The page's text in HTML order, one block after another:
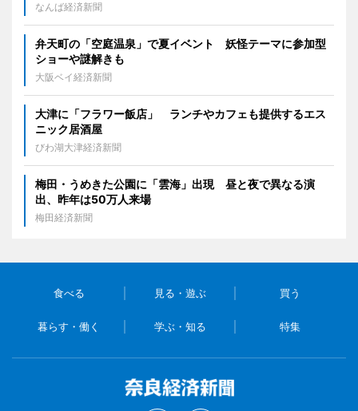
なんば経済新聞
弁天町の「空庭温泉」で夏イベント 妖怪テーマに参加型
ショーや謎解きも
大阪ベイ経済新聞
大津に「フラワー飯店」 ランチやカフェも提供するエス
ニック居酒屋
びわ湖大津経済新聞
梅田・うめきた公園に「雲海」出現 昼と夜で異なる演
出、昨年は50万人来場
梅田経済新聞
食べる 見る・遊ぶ 買う
暮らす・働く 学ぶ・知る 特集